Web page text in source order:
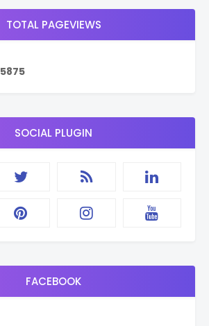
TOTAL PAGEVIEWS
5875
SOCIAL PLUGIN
FACEBOOK